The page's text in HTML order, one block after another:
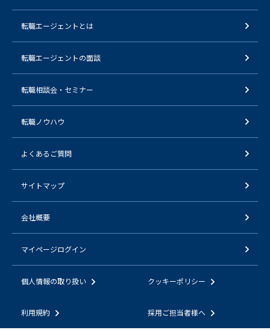
転職エージェントとは
転職エージェントの面談
転職相談会・セミナー
転職ノウハウ
よくあるご質問
サイトマップ
会社概要
マイページログイン
個人情報の取り扱い クッキーポリシー
利用規約 採用ご担当者様へ